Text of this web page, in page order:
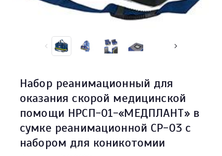
Набор реанимационный для
оказания скорой медицинской
помощи НРСП-01-«МЕДПЛАНТ» в
сумке реанимационной СР-03 с
набором для коникотомии